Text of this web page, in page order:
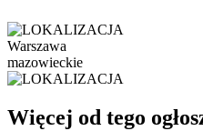
Warszawa
mazowieckie
Więcej od tego